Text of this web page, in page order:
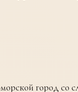
город со